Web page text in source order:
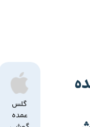
گلس
عمده